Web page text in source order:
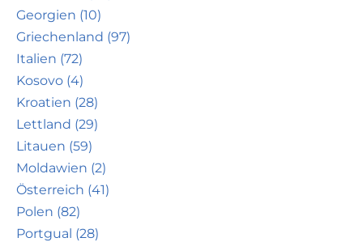
Georgien (10)
Griechenland (97)
Italien (72)
Kosovo (4)
Kroatien (28)
Lettland (29)
Litauen (59)
Moldawien (2)
Österreich (41)
Polen (82)
Portgual (28)